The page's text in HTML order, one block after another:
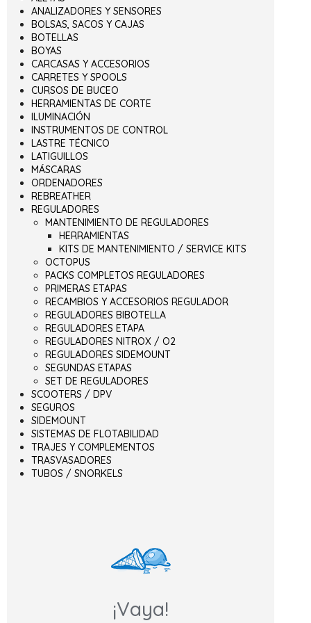
ANALIZADORES Y SENSORES
BOLSAS, SACOS Y CAJAS
BOTELLAS
BOYAS
CARCASAS Y ACCESORIOS
CARRETES Y SPOOLS
CURSOS DE BUCEO
HERRAMIENTAS DE CORTE
ILUMINACIÓN
INSTRUMENTOS DE CONTROL
LASTRE TÉCNICO
LATIGUILLOS
MÁSCARAS
ORDENADORES
REBREATHER
REGULADORES
MANTENIMIENTO DE REGULADORES
HERRAMIENTAS
KITS DE MANTENIMIENTO / SERVICE KITS
OCTOPUS
PACKS COMPLETOS REGULADORES
PRIMERAS ETAPAS
RECAMBIOS Y ACCESORIOS REGULADOR
REGULADORES BIBOTELLA
REGULADORES ETAPA
REGULADORES NITROX / O2
REGULADORES SIDEMOUNT
SEGUNDAS ETAPAS
SET DE REGULADORES
SCOOTERS / DPV
SEGUROS
SIDEMOUNT
SISTEMAS DE FLOTABILIDAD
TRAJES Y COMPLEMENTOS
TRASVASADORES
TUBOS / SNORKELS
¡Vaya!